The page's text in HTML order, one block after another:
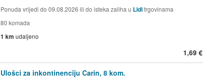
Ponuda vrijedi do 09.08.2026 ili do isteka zaliha u Lidltrgovinama
80 komada
1 km udaljeno
1,69 €
Ulošci za inkontinenciju Carin, 8 kom.